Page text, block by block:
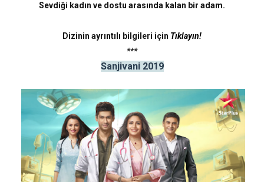
Sevdiği kadın ve dostu arasında kalan bir adam.
Dizinin ayrıntılı bilgileri için Tıklayın!
***
Sanjivani 2019